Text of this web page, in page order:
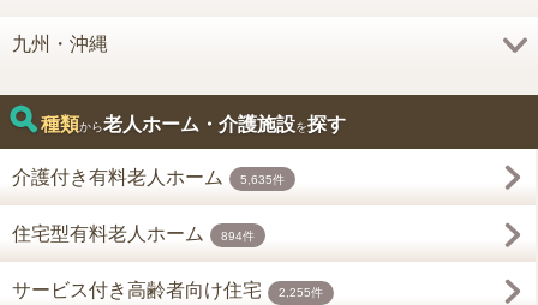
九州・沖縄
種類から老人ホーム・介護施設を探す
介護付き有料老人ホーム 5,635件
住宅型有料老人ホーム 894件
サービス付き高齢者向け住宅 2,255件